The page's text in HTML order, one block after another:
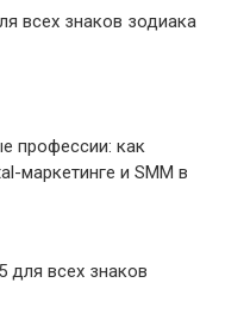
всех знаков зодиака
профессии: как
маркетинге и SMM в
для всех знаков